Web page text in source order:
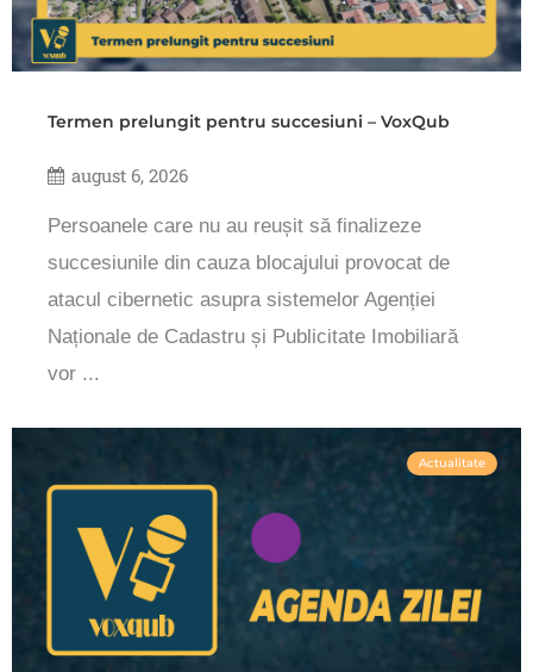
Termen prelungit pentru succesiuni – VoxQub
august 6, 2026
Persoanele care nu au reușit să finalizeze
succesiunile din cauza blocajului provocat de
atacul cibernetic asupra sistemelor Agenției
Naționale de Cadastru și Publicitate Imobiliară
vor ...
Actualitate